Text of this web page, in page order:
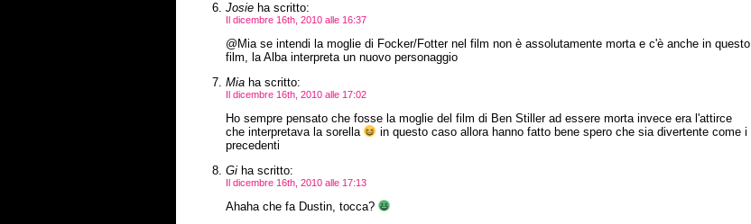
Josieha scritto:
Il dicembre 16th, 2010 alle 16:37
@Mia se intendi la moglie di Focker/Fotter nel film non è assolutamente morta e c'è anche in questo
film, la Alba interpreta un nuovo personaggio
Miaha scritto:
Il dicembre 16th, 2010 alle 17:02
Ho sempre pensato che fosse la moglie del film di Ben Stiller ad essere morta invece era l'attirce
che interpretava la sorella
in questo caso allora hanno fatto bene spero che sia divertente come i
precedenti
Giha scritto:
Il dicembre 16th, 2010 alle 17:13
Ahaha che fa Dustin, tocca?